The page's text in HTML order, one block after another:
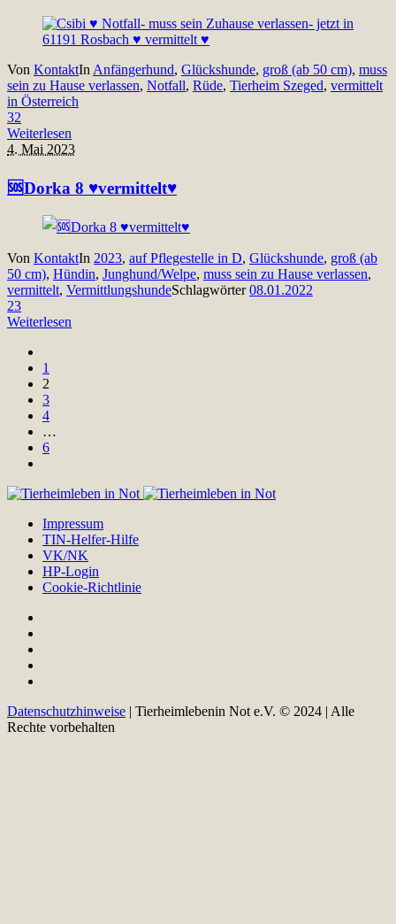
Von KontaktIn Anfängerhund, Glückshunde, groß (ab 50 cm), muss
sein zu Hause verlassen, Notfall, Rüde, Tierheim Szeged, vermittelt
in Österreich
32
Weiterlesen
4. Mai 2023
🆘Dorka 8 ♥vermittelt♥
Von KontaktIn 2023, auf Pflegestelle in D, Glückshunde, groß (ab
50 cm), Hündin, Junghund/Welpe, muss sein zu Hause verlassen,
vermittelt, VermittlungshundeSchlagwörter08.01.2022
23
Weiterlesen
1
2
3
4
…
6
Impressum
TIN-Helfer-Hilfe
VK/NK
HP-Login
Cookie-Richtlinie
Datenschutzhinweise | Tierheimlebenin Not e.V. © 2024 | Alle
Rechte vorbehalten